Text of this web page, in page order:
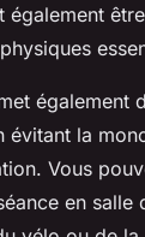
également
évitant la
Vous
en salle